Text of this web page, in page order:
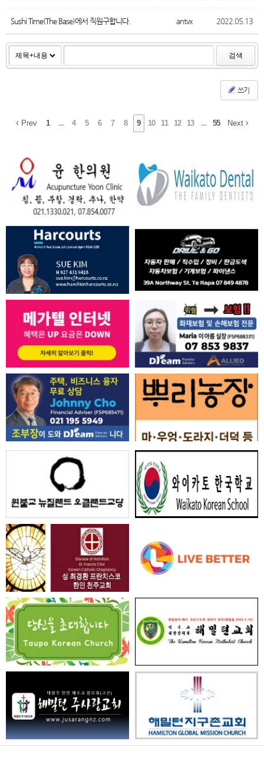
Sushi Time(The Base)에서 직원구합니다. antvx 2022.05.13
검색
쓰기
Prev 1 ... 4 5 6 7 8 9 10 11 12 13 ... 55 Next